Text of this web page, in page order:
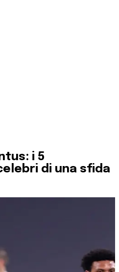
i 5
di una sfida